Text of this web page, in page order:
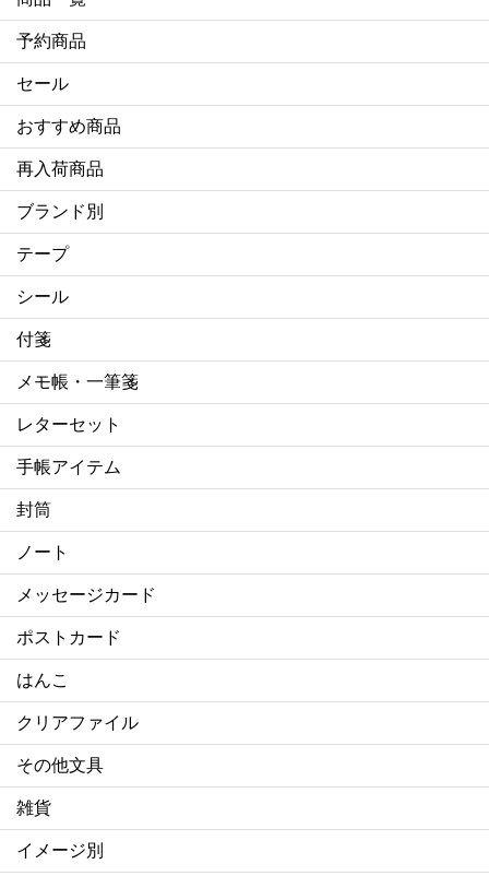
予約商品
セール
おすすめ商品
再入荷商品
ブランド別
テープ
シール
付箋
メモ帳・一筆箋
レターセット
手帳アイテム
封筒
ノート
メッセージカード
ポストカード
はんこ
クリアファイル
その他文具
雑貨
イメージ別